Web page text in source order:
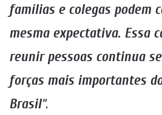
famílias e colegas podem
mesma expectativa. Essa
reunir pessoas continua
forças mais importantes
Brasil“.